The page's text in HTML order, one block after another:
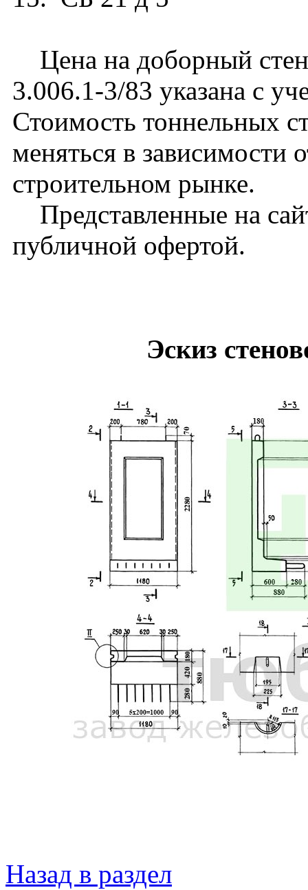
Цена на доборный
3.006.1-3/83 указана с
Стоимость тоннельных
меняться в зависимости
строительном рынке.
Представленные на
публичной офертой.
Эскиз
Назад в раздел